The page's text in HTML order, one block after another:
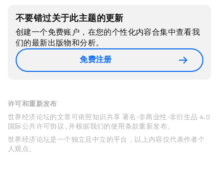
不要错过关于此主题的更新
创建一个免费账户，在您的个性化内容合集中查看我
们的最新出版物和分析。
免费注册
许可和重新发布
世界经济论坛的文章可依照知识共享 署名-非商业性-非衍生品 4.0
国际公共许可协议 , 并根据我们的使用条款重新发布。
世界经济论坛是一个独立且中立的平台，以上内容仅代表作者个
人观点。